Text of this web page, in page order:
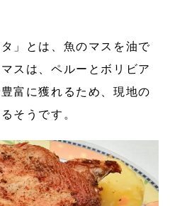
」とは、魚のマスを油で
スは、ペルーとボリビア
富に獲れるため、現地の
そうです。